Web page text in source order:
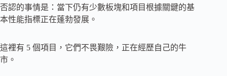
否認的事情是：當下仍有少數板塊和項目根據關鍵的基
本性能指標正在蓬勃發展。
這裡有 5 個項目，它們不畏艱險，正在經歷自己的牛
市。